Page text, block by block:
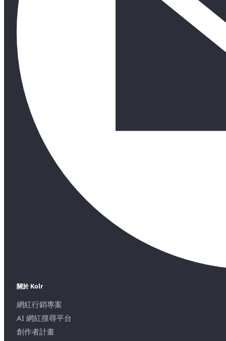
關於 Kolr
網紅行銷專案
AI 網紅搜尋平台
創作者計畫